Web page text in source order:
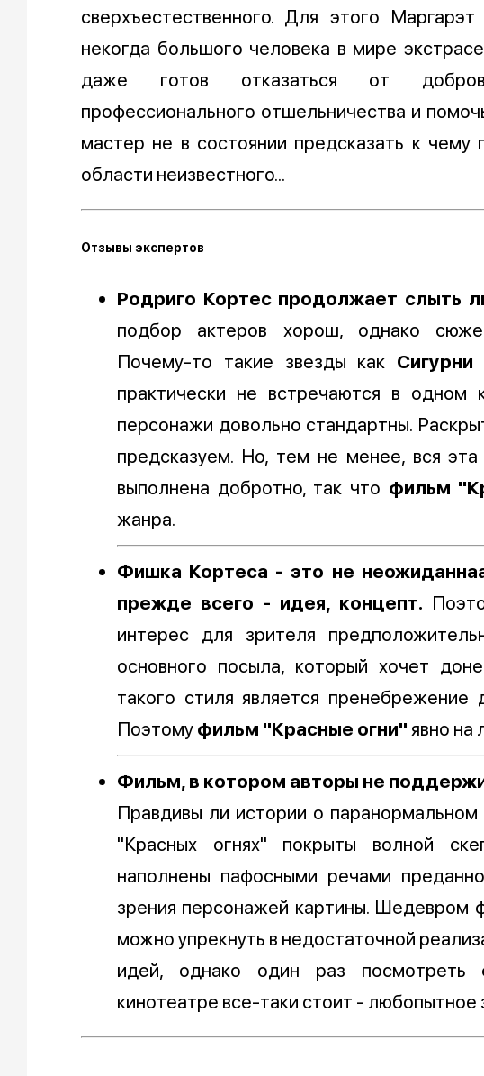
сверхъестественного. Для этого
некогда большого человека в мире
даже готов отказаться от
профессионального отшельничества и
мастер не в состоянии предсказать к чему
области неизвестного...
Отзывы экспертов
Родриго Кортес продолжает слыть
подбор актеров хорош, однако
Почему-то такие звезды как
практически не встречаются в
персонажи довольно стандартны.
предсказуем. Но, тем не менее, вся эта
выполнена добротно, так что фильм
жанра.
Фишка Кортеса - это не
прежде всего - идея, концепт.
интерес для зрителя
основного посыла, который хочет
такого стиля является
Поэтому фильм "Красные огни" явно на
Фильм, в котором авторы не
Правдивы ли истории о
"Красных огнях" покрыты волной
наполнены пафосными речами
зрения персонажей картины. Шедевром
можно упрекнуть в недостаточной
идей, однако один раз посмотреть
кинотеатре все-таки стоит - любопытное